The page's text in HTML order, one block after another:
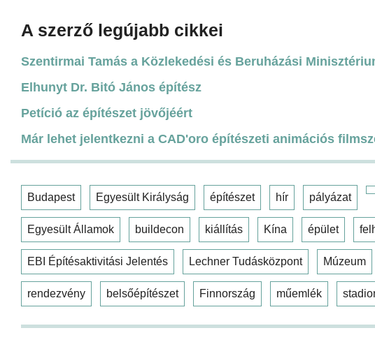
A szerző legújabb cikkei
Szentirmai Tamás a Közlekedési és Beruházási
Elhunyt Dr. Bitó János építész
Petíció az építészet jövőjéért
Már lehet jelentkezni a CAD'oro építészeti animációs
Budapest Egyesült Királyság építészet hír pályázat
Egyesült Államok buildecon kiállítás Kína épület
EBI Építésaktivitási Jelentés Lechner Tudásközpont Múzeum
rendezvény belsőépítészet Finnország műemlék